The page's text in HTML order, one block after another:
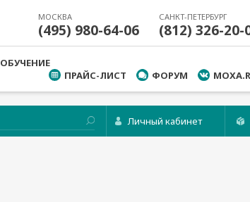
МОСКВА
(495) 980-64-06
САНКТ-ПЕТЕРБУРГ
(812) 326-20-
ОБУЧЕНИЕ
ПРАЙС-ЛИСТ
ФОРУМ
Личный кабинет